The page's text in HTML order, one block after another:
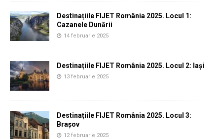
Destinațiile FIJET România 2025. Locul 1:
Cazanele Dunării
14 februarie 2025
Destinațiile FIJET România 2025. Locul 2: Iași
13 februarie 2025
Destinațiile FIJET România 2025. Locul 3:
Brașov
12 februarie 2025